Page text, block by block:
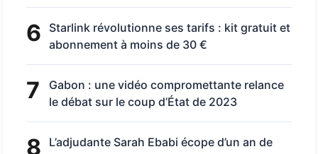
6
Starlink révolutionne ses tarifs : kit gratuit et
abonnement à moins de 30 €
7
Gabon : une vidéo compromettante relance
le débat sur le coup d’État de 2023
8
L’adjudante Sarah Ebabi écope d’un an de